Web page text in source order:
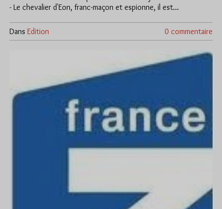
- Le chevalier d'Eon, franc-maçon et espionne, il est…
Dans Edition 0 commentaire